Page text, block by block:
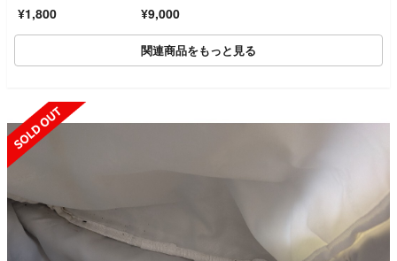
¥1,800 ¥9,000
関連商品をもっと見る